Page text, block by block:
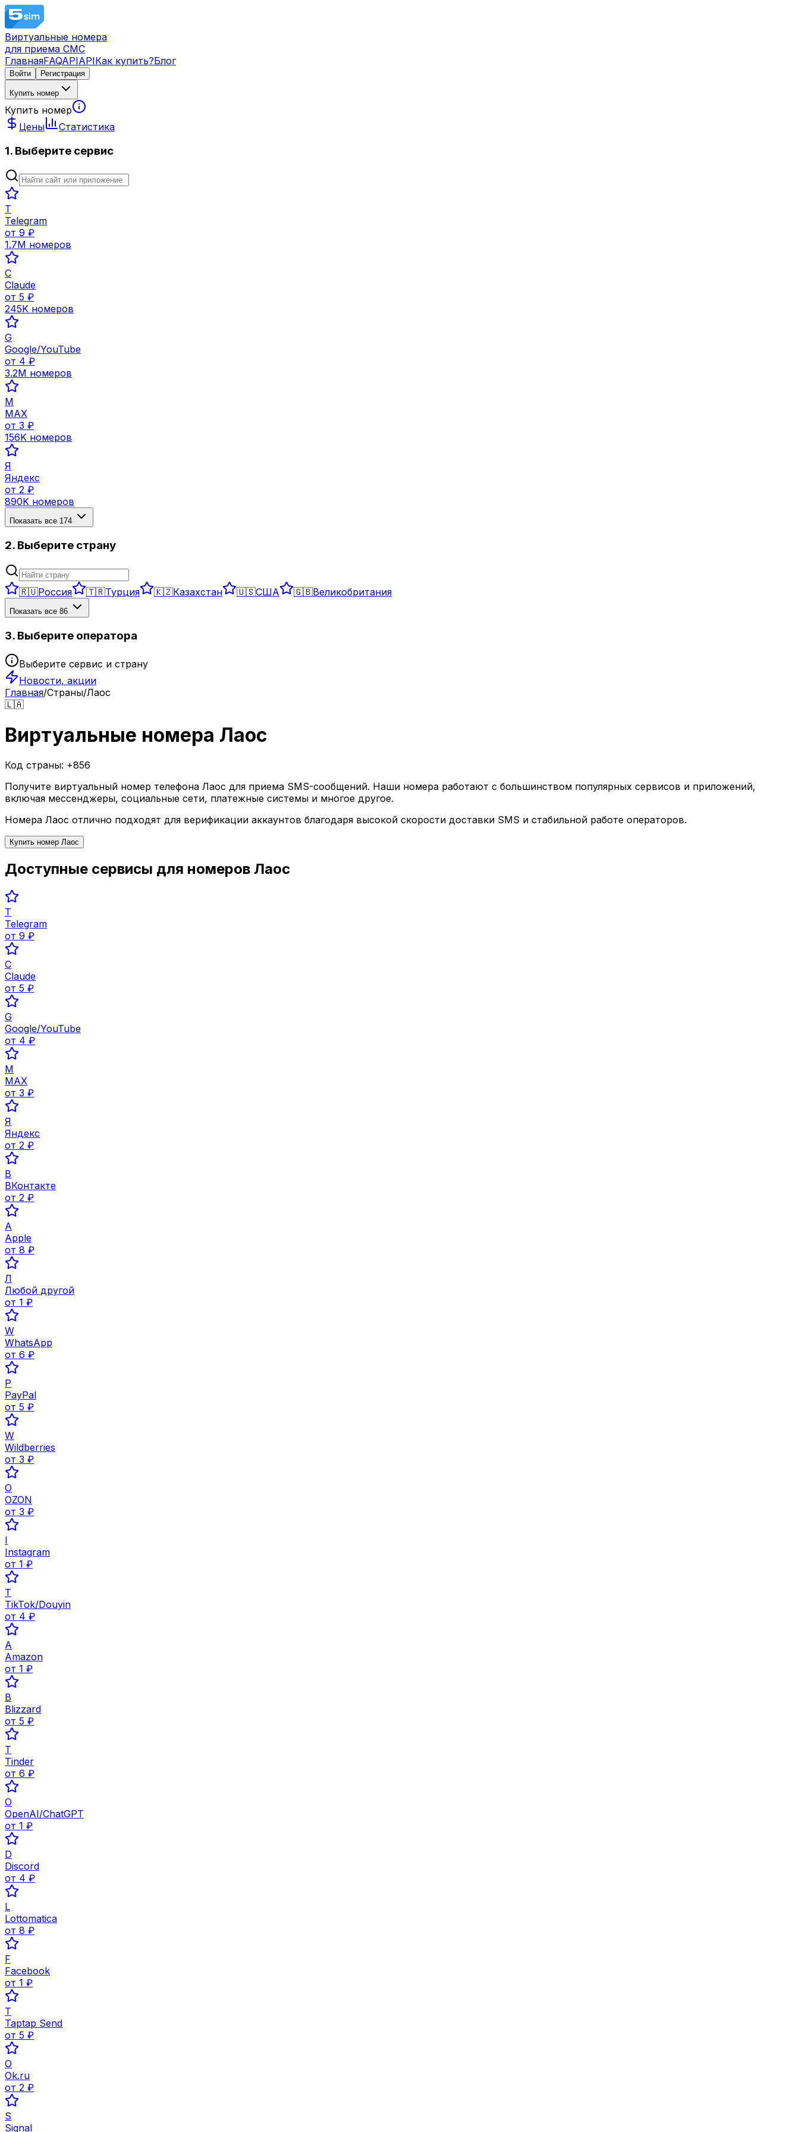
Виртуальные номера
для приема СМС
ГлавнаяFAQAPIAPIКак купить?Блог
Войти Регистрация
Купить номер
Купить номер
Цены
Статистика
1. Выберите сервис
T
Telegram
от 9 ₽
1.7M номеров
C
Claude
от 5 ₽
245K номеров
G
Google/YouTube
от 4 ₽
3.2M номеров
M
MAX
от 3 ₽
156K номеров
Я
Яндекс
от 2 ₽
890K номеров
Показать все 174
2. Выберите страну
🇷🇺Россия 🇹🇷Турция 🇰🇿Казахстан 🇺🇸США 🇬🇧Великобритания
Показать все 86
3. Выберите оператора
Выберите сервис и страну
Новости, акции
Главная/Страны/Лаос
🇱🇦
Виртуальные номера Лаос
Код страны: +856
Получите виртуальный номер телефона Лаос для приема SMS-сообщений. Наши номера работают с большинством популярных сервисов и приложений,
включая мессенджеры, социальные сети, платежные системы и многое другое.
Номера Лаос отлично подходят для верификации аккаунтов благодаря высокой скорости доставки SMS и стабильной работе операторов.
Купить номер Лаос
Доступные сервисы для номеров Лаос
T
Telegram
от 9 ₽
C
Claude
от 5 ₽
G
Google/YouTube
от 4 ₽
M
MAX
от 3 ₽
Я
Яндекс
от 2 ₽
В
ВКонтакте
от 2 ₽
A
Apple
от 8 ₽
Л
Любой другой
от 1 ₽
W
WhatsApp
от 6 ₽
P
PayPal
от 5 ₽
W
Wildberries
от 3 ₽
O
OZON
от 3 ₽
I
Instagram
от 1 ₽
T
TikTok/Douyin
от 4 ₽
A
Amazon
от 1 ₽
B
Blizzard
от 5 ₽
T
Tinder
от 6 ₽
O
OpenAI/ChatGPT
от 1 ₽
D
Discord
от 4 ₽
L
Lottomatica
от 8 ₽
F
Facebook
от 1 ₽
T
Taptap Send
от 5 ₽
O
Ok.ru
от 2 ₽
S
Signal